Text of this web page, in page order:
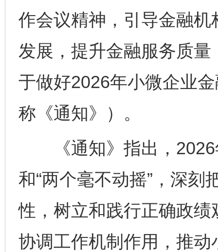
作会议精神，引导金融
发展，提升金融服务质
于做好2026年小微企业
称《通知》）。
《通知》指出，2026
和“两个毫不动摇”，深刻
性，树立和践行正确政
协调工作机制作用，推动